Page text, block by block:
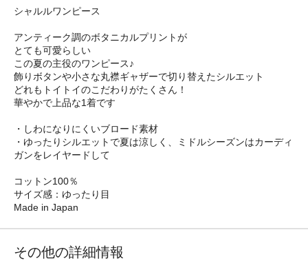
シャルルワンピース
アンティーク調のボタニカルプリントが
とても可愛らしい
この夏の主役のワンピース♪
飾りボタンや小さな丸襟ギャザーで切り替えたシルエット
どれもトイトイのこだわりがたくさん！
華やかで上品な1着です
・しわになりにくいブロード素材
・ゆったりシルエットで夏は涼しく、ミドルシーズンはカーディ
ガンをレイヤードして
コットン100％
サイズ感：ゆったり目
Made in Japan
その他の詳細情報